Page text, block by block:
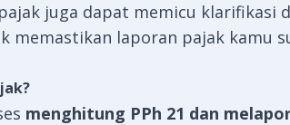
juga dapat memicu klarifikasi
memastikan laporan pajak kamu
menghitung PPh 21 dan